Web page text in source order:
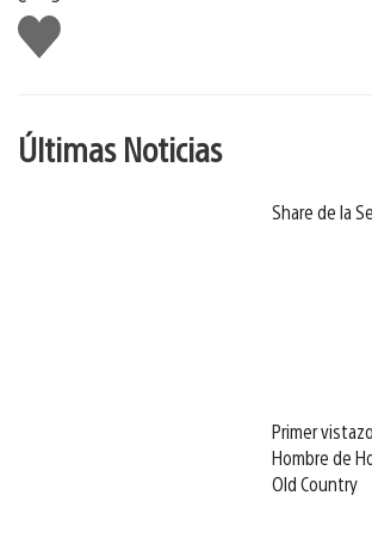
Me
gusta
Últimas Noticias
Share de la
Primer
Hombre de
Old Country